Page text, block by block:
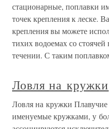
стационарные, поплавки
точек крепления к леске.
крепления вы можете
тихих водоемах со
течении. С таким
Ловля на кружки
Ловля на кружки
именуемые кружками, у